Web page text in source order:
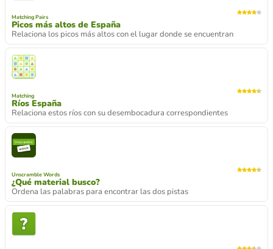
Matching Pairs
Picos más altos de España
Relaciona los picos más altos con el lugar donde se encuentran
Matching
Ríos España
Relaciona estos ríos con su desembocadura correspondientes
Unscramble Words
¿Qué material busco?
Ordena las palabras para encontrar las dos pistas